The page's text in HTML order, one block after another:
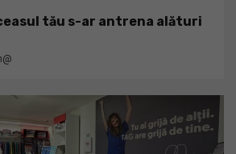
tău s-ar antrena alături